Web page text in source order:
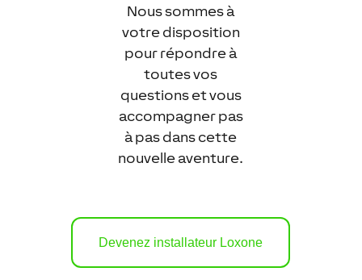
Nous sommes à
votre disposition
pour répondre à
toutes vos
questions et vous
accompagner pas
à pas dans cette
nouvelle aventure.
Devenez installateur Loxone